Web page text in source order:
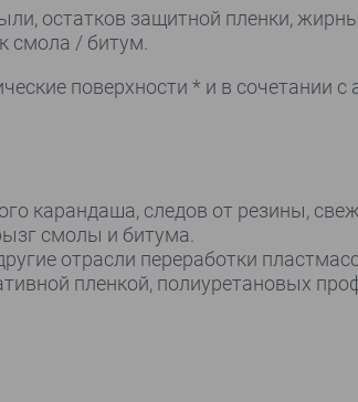
остатков защитной пленки,
смола / битум.
поверхности * и в сочетании
карандаша, следов от резины,
смолы и битума.
отрасли переработки
пленкой, полиуретановых